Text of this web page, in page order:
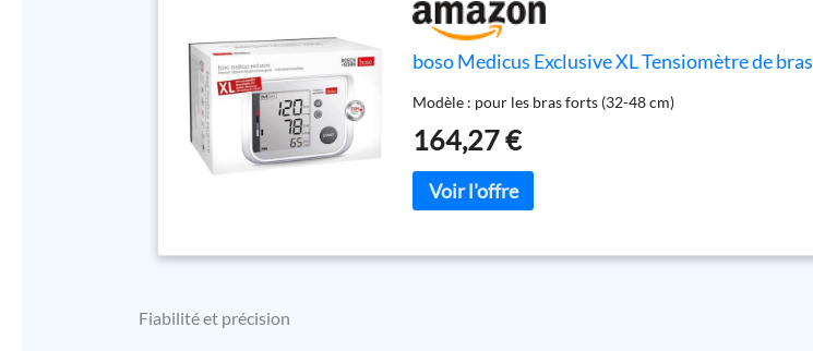
boso Medicus Exclusive XL Tensiomètre de bras
Modèle : pour les bras forts (32-48 cm)
164,27 €
Fiabilité et précision